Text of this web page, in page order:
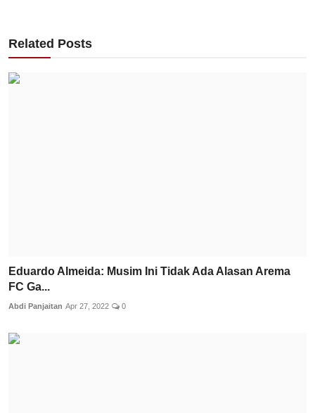
Related Posts
Eduardo Almeida: Musim Ini Tidak Ada Alasan Arema
FC Ga...
Abdi Panjaitan Apr 27, 2022 0